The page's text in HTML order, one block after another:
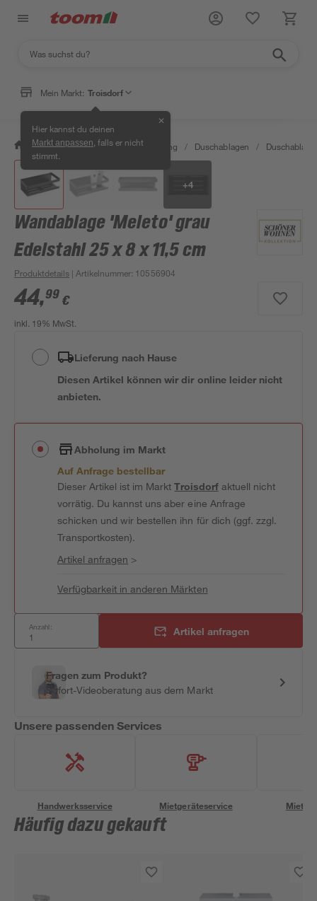
Mein Markt: Troisdorf
Hier kannst du deinen
Markt anpassen , falls er nicht
stimmt.
✕
/ Bad & Sanitär / Bad-Ausstattung / Duschablagen /
+4
Wandablage 'Meleto' grau
Edelstahl 25 x 8 x 11,5 cm
Produktdetails | Artikelnummer: 10556904
44,99 €
inkl. 19% MwSt.
Lieferung nach Hause
Diesen Artikel können wir dir online leider nicht
anbieten.
Abholung im Markt
Auf Anfrage bestellbar
Dieser Artikel ist im MarktTroisdorfaktuell nicht
vorrätig. Du kannst uns aber eine Anfrage
schicken und wir bestellen ihn für dich (ggf. zzgl.
Transportkosten).
Artikel anfragen >
Verfügbarkeit in anderen Märkten
Anzahl: Artikel anfragen
Fragen zum Produkt?
Sofort-Videoberatung aus dem Markt
Unsere passenden Services
Handwerksservice Mietgeräteservice
Häufig dazu gekauft